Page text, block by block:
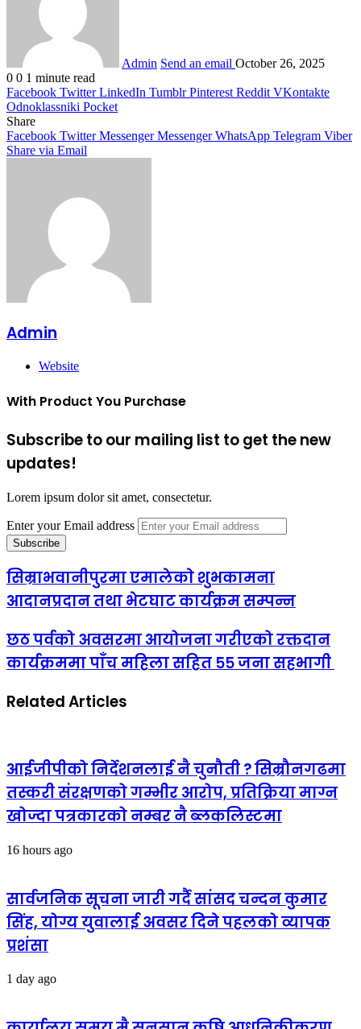
Admin Send an email October 26, 2025
0 0 1 minute read
Facebook Twitter LinkedIn Tumblr Pinterest Reddit VKontakte
Odnoklassniki Pocket
Share
Facebook Twitter Messenger Messenger WhatsApp Telegram Viber
Share via Email
Admin
Website
With Product You Purchase
Subscribe to our mailing list to get the new
updates!
Lorem ipsum dolor sit amet, consectetur.
Enter your Email address
सिम्राभवानीपुरमा एमालेकाे शुभकामना
आदानप्रदान तथा भेटघाट कार्यक्रम सम्पन्न
छठ पर्वको अवसरमा आयोजना गरीएको रक्तदान
कार्यक्रममा पाँच महिला सहित ५५ जना सहभागी
Related Articles
आईजीपीको निर्देशनलाई नै चुनौती ? सिम्रौनगढमा
तस्करी संरक्षणको गम्भीर आरोप, प्रतिक्रिया माग्न
खोज्दा पत्रकारको नम्बर नै ब्लकलिस्टमा
16 hours ago
सार्वजनिक सूचना जारी गर्दै सांसद चन्दन कुमार
सिंह, योग्य युवालाई अवसर दिने पहलको व्यापक
प्रशंसा
1 day ago